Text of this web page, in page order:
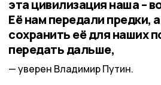
эта цивилизация наша –
Её нам передали предки,
сохранить её для наших
передать дальше,
уверен Владимир Путин.